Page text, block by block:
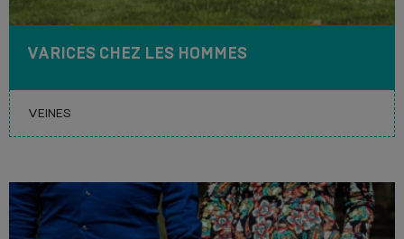
VARICES CHEZ LES HOMMES